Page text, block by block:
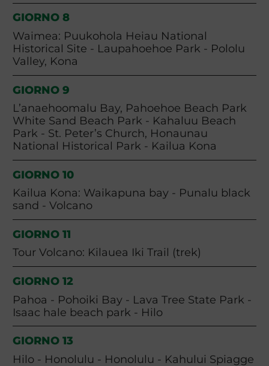
GIORNO 8
Waimea: Puukohola Heiau National
Historical Site - Laupahoehoe Park - Pololu
Valley, Kona
GIORNO 9
L’anaehoomalu Bay, Pahoehoe Beach Park
White Sand Beach Park - Kahaluu Beach
Park - St. Peter’s Church, Honaunau
National Historical Park - Kailua Kona
GIORNO 10
Kailua Kona: Waikapuna bay - Punalu black
sand - Volcano
GIORNO 11
Tour Volcano: Kilauea Iki Trail (trek)
GIORNO 12
Pahoa - Pohoiki Bay - Lava Tree State Park -
Isaac hale beach park - Hilo
GIORNO 13
Hilo - Honolulu - Honolulu - Kahului Spiagge